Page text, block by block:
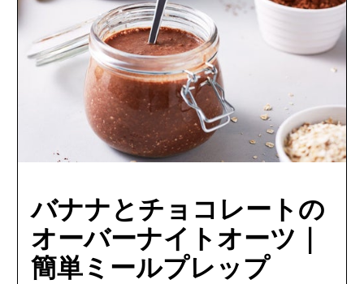
バナナとチョコレートの
オーバーナイトオーツ｜
簡単ミールプレップ